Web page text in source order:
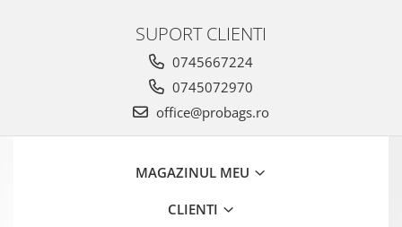
SUPORT CLIENTI
0745667224
0745072970
office@probags.ro
MAGAZINUL MEU
CLIENTI